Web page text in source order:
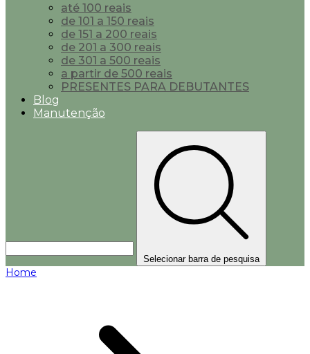
até 100 reais
de 101 a 150 reais
de 151 a 200 reais
de 201 a 300 reais
de 301 a 500 reais
a partir de 500 reais
PRESENTES PARA DEBUTANTES
Blog
Manutenção
Selecionar barra de pesquisa
Home